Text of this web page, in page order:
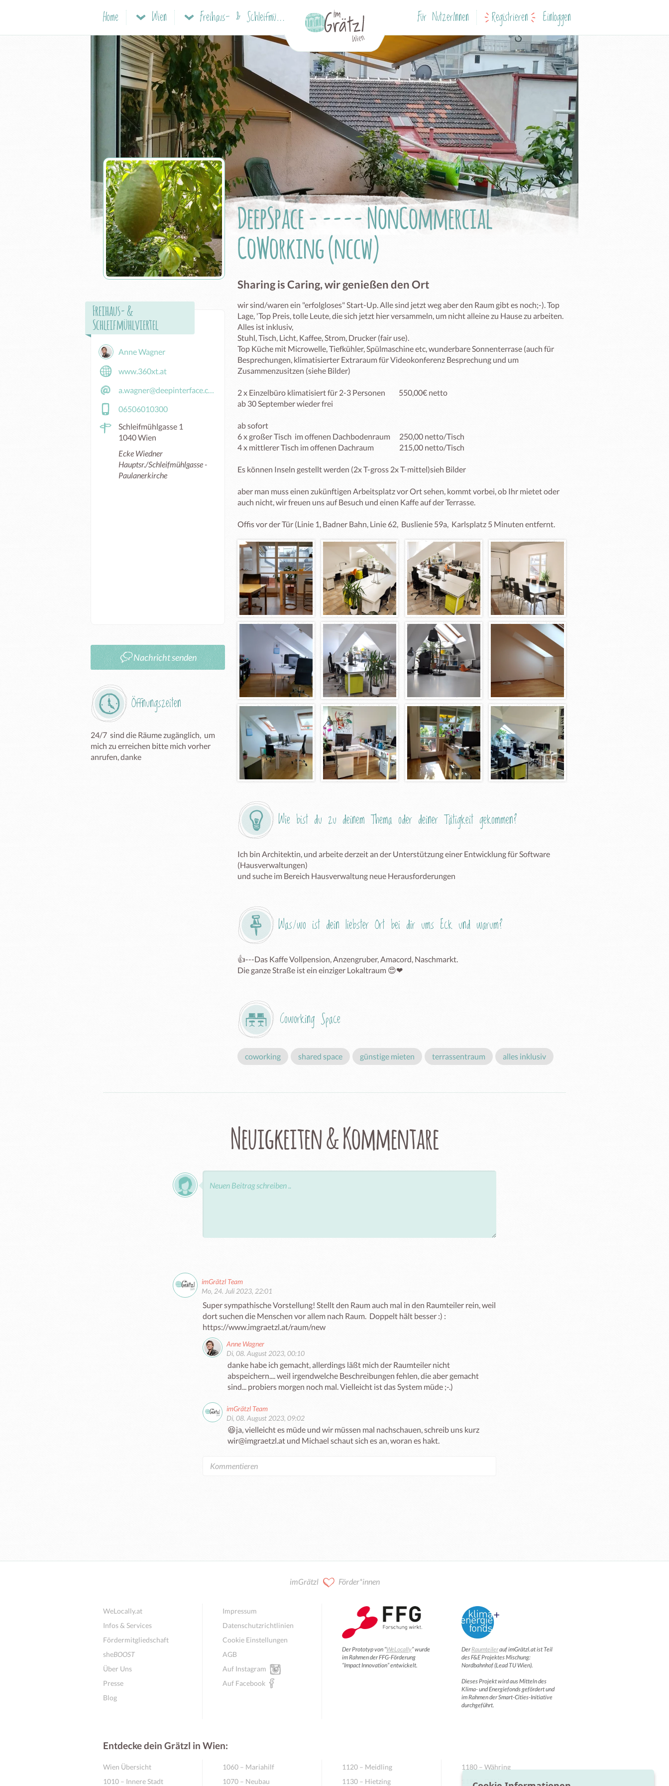
Home Wien Freihaus- & Schleifmühlviertel Für NutzerInnen Registrieren Einloggen
DeepSpace - ---- NonCommercial
CoWorking (nccw)
Sharing is Caring, wir genießen den Ort
wir sind/waren ein "erfolgloses" Start-Up. Alle sind jetzt weg aber den Raum gibt es noch;-). Top
Lage, 'Top Preis, tolle Leute, die sich jetzt hier versammeln, um nicht alleine zu Hause zu arbeiten.
Alles ist inklusiv,
Stuhl, Tisch, Licht, Kaffee, Strom, Drucker (fair use).
Top Küche mit Microwelle, Tiefkühler, Spülmaschine etc, wunderbare Sonnenterrase (auch für
Besprechungen, klimatisierter Extraraum für Videokonferenz Besprechung und um
Zusammenzusitzen (siehe Bilder)
2 x Einzelbüro klimatisiert für 2-3 Personen         550,00€ netto
ab 30 September wieder frei
ab sofort
6 x großer Tisch  im offenen Dachbodenraum      250,00 netto/Tisch
4 x mittlerer Tisch im offenen Dachraum                 215,00 netto/Tisch
Es können Inseln gestellt werden (2x T-gross 2x T-mittel)sieh Bilder
aber man muss einen zukünftigen Arbeitsplatz vor Ort sehen, kommt vorbei, ob Ihr mietet oder
auch nicht, wir freuen uns auf Besuch und einen Kaffe auf der Terrasse.
Wie bist du zu deinem Thema oder deiner Tätigkeit gekommen?
Ich bin Architektin, und arbeite derzeit an der Unterstützung einer Entwicklung für Software
(Hausverwaltungen)
und suche im Bereich Hausverwaltung neue Herausforderungen
Was/wo ist dein liebster Ort bei dir ums Eck und warum?
👍---Das Kaffe Vollpension, Anzengruber, Amacord, Naschmarkt.
Die ganze Straße ist ein einziger Lokaltraum 😍❤
Coworking Space
coworking shared space günstige mieten terrassentraum alles inklusiv
Freihaus- &
Schleifmühlviertel
Anne Wagner
www.360xt.at
a.wagner@deepinterface.com
06506010300
Schleifmühlgasse 1
1040 Wien
Ecke Wiedner
Hauptsr./Schleifmühlgasse -
Paulanerkirche
Nachricht senden
Öffnungszeiten
24/7  sind die Räume zugänglich,  um
mich zu erreichen bitte mich vorher
anrufen, danke
Neuigkeiten & Kommentare
imGrätzl Team
Mo, 24. Juli 2023, 22:01
Super sympathische Vorstellung! Stellt den Raum auch mal in den Raumteiler rein, weil
dort suchen die Menschen vor allem nach Raum.  Doppelt hält besser :) :
https://www.imgraetzl.at/raum/new
Anne Wagner
Di, 08. August 2023, 00:10
danke habe ich gemacht, allerdings läßt mich der Raumteiler nicht
abspeichern.... weil irgendwelche Beschreibungen fehlen, die aber gemacht
sind... probiers morgen noch mal. Vielleicht ist das System müde ;-.)
imGrätzl Team
Di, 08. August 2023, 09:02
😆ja, vielleicht es müde und wir müssen mal nachschauen, schreib uns kurz
wir@imgraetzl.at und Michael schaut sich es an, woran es hakt.
imGrätzl Förder*innen
WeLocally.at
Infos & Services
Fördermitgliedschaft
sheBOOST
Über Uns
Presse
Blog
Impressum
Datenschutzrichtlinien
Cookie Einstellungen
AGB
Auf Instagram
Auf Facebook
Der Prototyp von “WeLocally” wurde
im Rahmen der FFG-Förderung
“Impact Innovation” entwickelt.
DerRaumteilerauf imGrätzl.at ist Teil
des F&E Projektes Mischung:
Nordbahnhof (Lead TU Wien).
Dieses Projekt wird aus Mitteln des
Klima- und Energiefonds gefördert und
im Rahmen der Smart-Cities-Initiative
durchgeführt.
Entdecke dein Grätzl in Wien:
Wien Übersicht
1010 – Innere Stadt
1060 – Mariahilf
1070 – Neubau
1120 – Meidling
1130 – Hietzing
1180 – Währing
1190 – Döbling